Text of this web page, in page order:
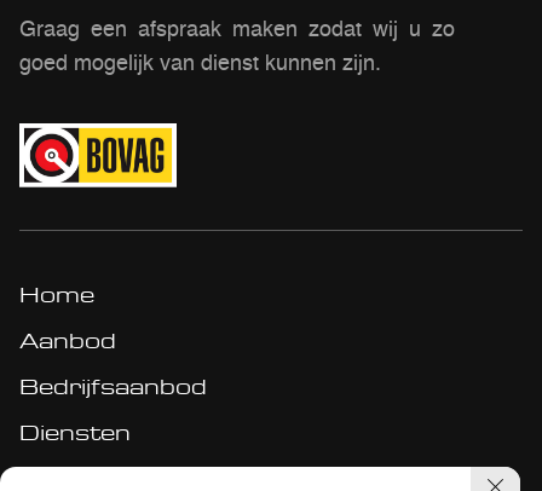
Graag een afspraak maken zodat wij u zo
goed mogelijk van dienst kunnen zijn.
Home
Aanbod
Bedrijfsaanbod
Diensten